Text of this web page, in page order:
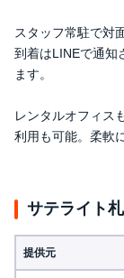
スタッフ常駐で対
到着はLINEで通知
ます。
レンタルオフィス
利用も可能。柔軟
サテライト
提供元